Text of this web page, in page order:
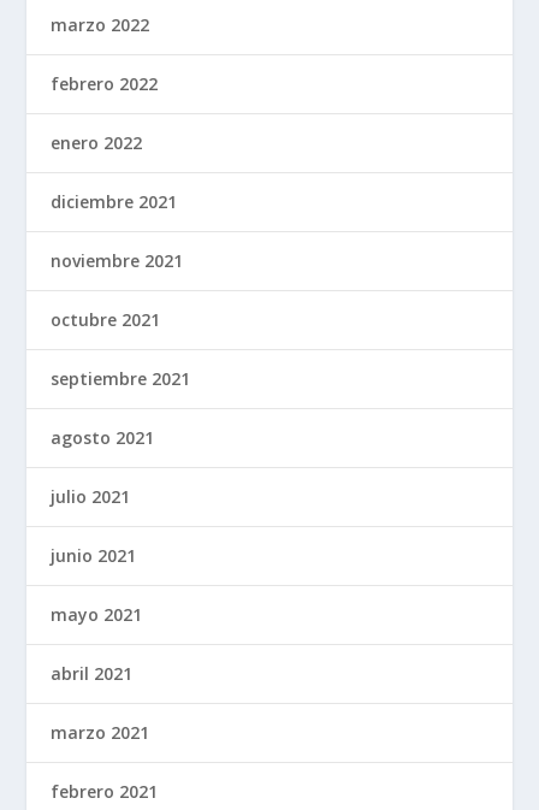
marzo 2022
febrero 2022
enero 2022
diciembre 2021
noviembre 2021
octubre 2021
septiembre 2021
agosto 2021
julio 2021
junio 2021
mayo 2021
abril 2021
marzo 2021
febrero 2021